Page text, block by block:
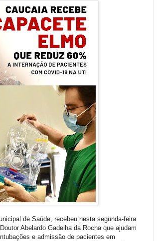
de Saúde, recebeu nesta segunda-feira
Abelardo Gadelha da Rocha que ajudam
e admissão de pacientes em